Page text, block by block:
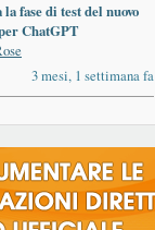
fase di test del nuovo
ChatGPT
3 mesi, 1 settimana fa